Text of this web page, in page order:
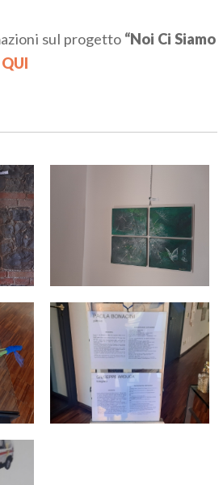
sul progetto “Noi Ci Siamo